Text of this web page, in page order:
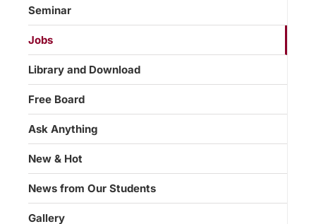
Seminar
Jobs
Library and Download
Free Board
Ask Anything
New & Hot
News from Our Students
Gallery